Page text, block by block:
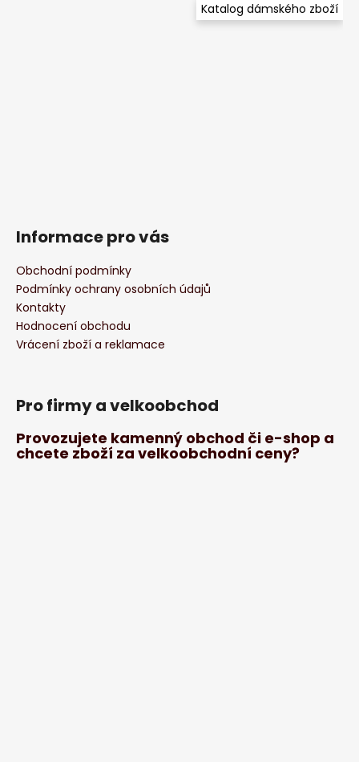
Katalog dámského zboží
Informace pro vás
Obchodní podmínky
Podmínky ochrany osobních údajů
Kontakty
Hodnocení obchodu
Vrácení zboží a reklamace
Pro firmy a velkoobchod
Provozujete kamenný obchod či e-shop a
chcete zboží za velkoobchodní ceny?